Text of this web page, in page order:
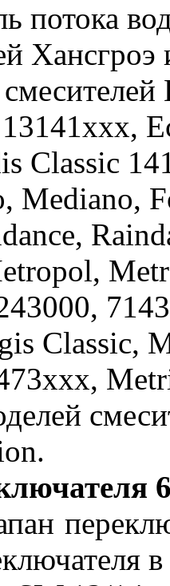
потока
Classic
Mediano,
Classic,
в